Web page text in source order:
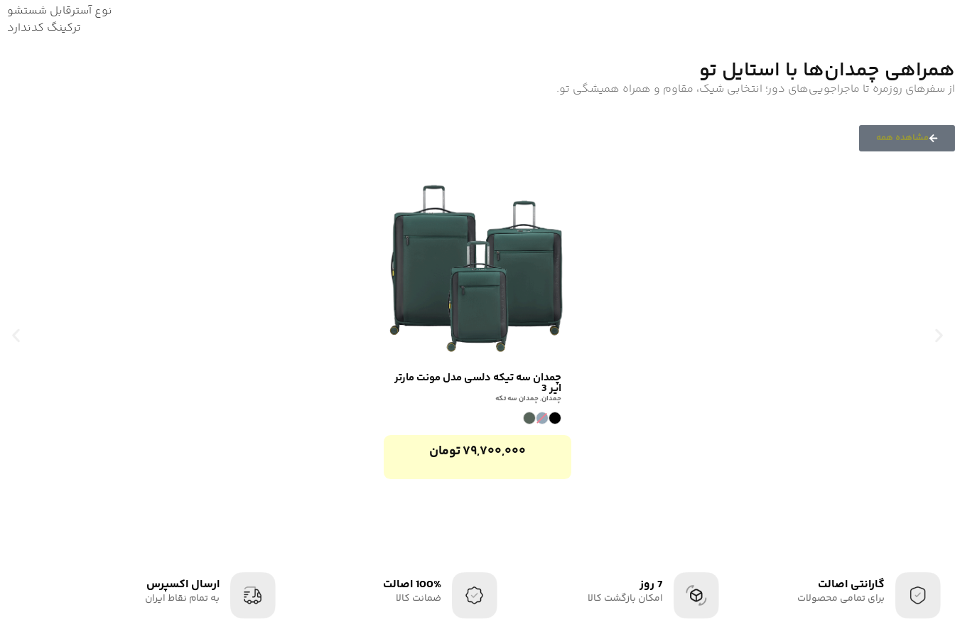
نوع آسترقابل شستشو
ترکینگ کدندارد
همراهی چمدان‌ها با استایل تو
از سفرهای روزمره تا ماجراجویی‌های دور؛ انتخابی شیک، مقاوم و همراه همیشگی تو.
مشاهده همه
چمدان سه تیکه دلسی مدل مونت مارتر
ایر 3
چمدان,چمدان سه تکه
۷۹,۷۰۰,۰۰۰تومان
گارانتی اصالت
برای تمامی محصولات
7 روز
امکان بازگشت کالا
100% اصالت
ضمانت کالا
ارسال اکسپرس
به تمام نقاط ایران